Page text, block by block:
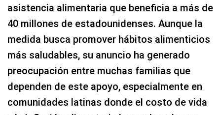
asistencia alimentaria que beneficia a más de
40 millones de estadounidenses. Aunque la
medida busca promover hábitos alimenticios
más saludables, su anuncio ha generado
preocupación entre muchas familias que
dependen de este apoyo, especialmente en
comunidades latinas donde el costo de vida